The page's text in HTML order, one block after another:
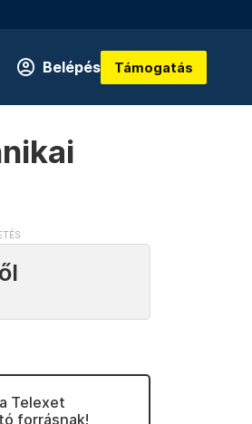
Belépés Támogatás
Telexet
forrásnak!